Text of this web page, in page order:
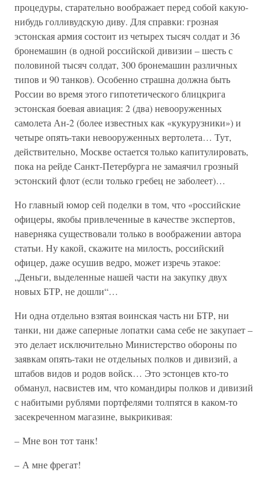
процедуры, старательно воображает перед собой какую-
нибудь голливудскую диву. Для справки: грозная
эстонская армия состоит из четырех тысяч солдат и 36
бронемашин (в одной российской дивизии – шесть с
половиной тысяч солдат, 300 бронемашин различных
типов и 90 танков). Особенно страшна должна быть
России во время этого гипотетического блицкрига
эстонская боевая авиация: 2 (два) невооруженных
самолета Ан-2 (более известных как «кукурузники») и
четыре опять-таки невооруженных вертолета… Тут,
действительно, Москве остается только капитулировать,
пока на рейде Санкт-Петербурга не замаячил грозный
эстонский флот (если только гребец не заболеет)…
Но главный юмор сей поделки в том, что «российские
офицеры, якобы привлеченные в качестве экспертов,
наверняка существовали только в воображении автора
статьи. Ну какой, скажите на милость, российский
офицер, даже осушив ведро, может изречь этакое:
„Деньги, выделенные нашей части на закупку двух
новых БТР, не дошли“…
Ни одна отдельно взятая воинская часть ни БТР, ни
танки, ни даже саперные лопатки сама себе не закупает –
это делает исключительно Министерство обороны по
заявкам опять-таки не отдельных полков и дивизий, а
штабов видов и родов войск… Это эстонцев кто-то
обманул, насвистев им, что командиры полков и дивизий
с набитыми рублями портфелями толпятся в каком-то
засекреченном магазине, выкрикивая:
– Мне вон тот танк!
– А мне фрегат!